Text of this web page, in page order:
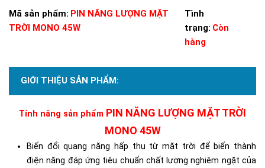
Mã sản phẩm: PIN NĂNG LƯỢNG MẶT
TRỜI MONO 45W
Tình
trạng: Còn
hàng
GIỚI THIỆU SẢN PHẨM:
Tính năng sản phẩm PIN NĂNG LƯỢNG MẶT TRỜI
MONO 45W
Biến đổi quang năng hấp thụ từ mặt trời để biến thành
điện năng đáp ứng tiêu chuẩn chất lượng nghiêm ngặt của